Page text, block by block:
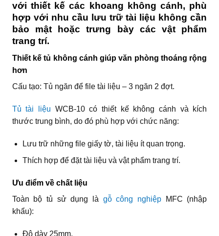
với thiết kế các khoang không cánh, phù
hợp với nhu cầu lưu trữ tài liệu không cần
bảo mật hoặc trưng bày các vật phẩm
trang trí.
Thiết kế tủ không cánh giúp văn phòng thoáng rộng
hơn
Cấu tạo: Tủ ngăn để file tài liệu – 3 ngăn 2 đợt.
Tủ tài liệu WCB-10 có thiết kế không cánh và kích
thước trung bình, do đó phù hợp với chức năng:
Lưu trữ những file giấy tờ, tài liệu ít quan trọng.
Thích hợp để đặt tài liệu và vật phẩm trang trí.
Ưu điểm về chất liệu
Toàn bộ tủ sử dụng là gỗ công nghiệpMFC (nhập
khẩu):
Độ dày 25mm.